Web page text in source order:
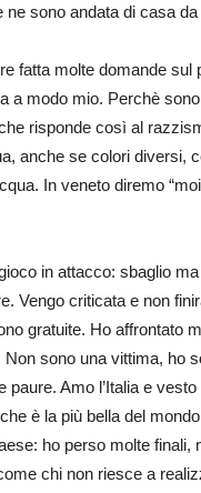
ne sono andata di casa
fatta molte domande sul
a modo mio. Perchè
risponde così al
anche se colori diversi,
In veneto diremo
in attacco: sbaglio
Vengo criticata e non
gratuite. Ho affrontato
Non sono una vittima, ho
paure. Amo l’Italia e
è la più bella del
ho perso molte finali,
chi non riesce a